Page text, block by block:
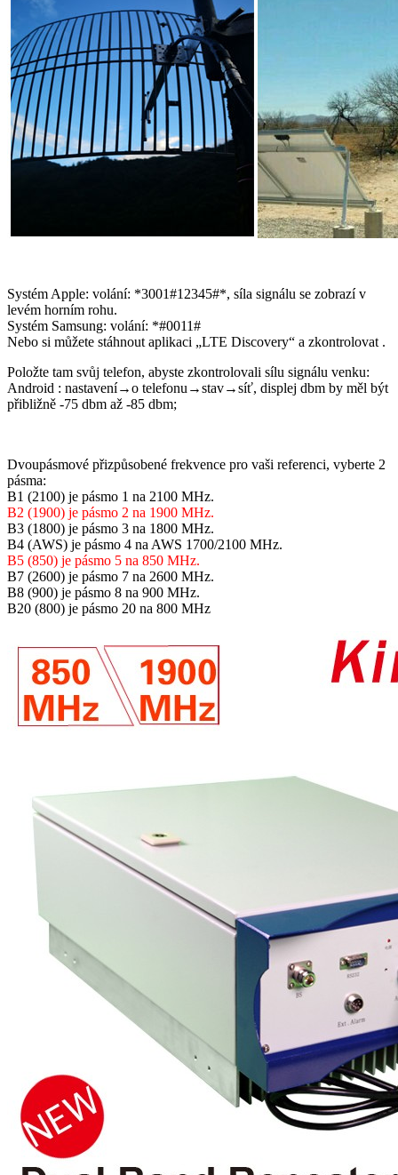
Systém Apple: volání: *3001#12345#*, síla signálu se zobrazí v
levém horním rohu.
Systém Samsung: volání: *#0011#
Nebo si můžete stáhnout aplikaci „LTE Discovery“ a zkontrolovat .
Položte tam svůj telefon, abyste zkontrolovali sílu signálu venku:
Android : nastavení→o telefonu→stav→síť, displej dbm by měl být
přibližně -75 dbm až -85 dbm;
Dvoupásmové přizpůsobené frekvence pro vaši referenci, vyberte 2
pásma:
B1 (2100) je pásmo 1 na 2100 MHz.
B2 (1900) je pásmo 2 na 1900 MHz.
B3 (1800) je pásmo 3 na 1800 MHz.
B4 (AWS) je pásmo 4 na AWS 1700/2100 MHz.
B5 (850) je pásmo 5 na 850 MHz.
B7 (2600) je pásmo 7 na 2600 MHz.
B8 (900) je pásmo 8 na 900 MHz.
B20 (800) je pásmo 20 na 800 MHz